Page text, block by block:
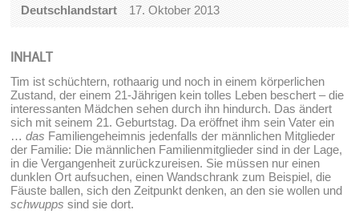
Deutschlandstart
17. Oktober 2013
INHALT
Tim ist schüchtern, rothaarig und noch in einem körperlichen
Zustand, der einem 21-Jährigen kein tolles Leben beschert – die
interessanten Mädchen sehen durch ihn hindurch. Das ändert
sich mit seinem 21. Geburtstag. Da eröffnet ihm sein Vater ein
…das Familiengeheimnis jedenfalls der männlichen Mitglieder
der Familie: Die männlichen Familienmitglieder sind in der Lage,
in die Vergangenheit zurückzureisen. Sie müssen nur einen
dunklen Ort aufsuchen, einen Wandschrank zum Beispiel, die
Fäuste ballen, sich den Zeitpunkt denken, an den sie wollen und
schwupps sind sie dort.